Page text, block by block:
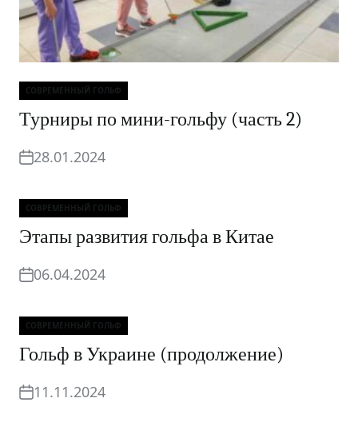
Рубрики
СОВРЕМЕННЫЙ ГОЛЬФ
Турниры по мини-гольфу (часть 2)
28.01.2024
Рубрики
СОВРЕМЕННЫЙ ГОЛЬФ
Этапы развития гольфа в Китае
06.04.2024
Рубрики
СОВРЕМЕННЫЙ ГОЛЬФ
Гольф в Украине (продолжение)
11.11.2024